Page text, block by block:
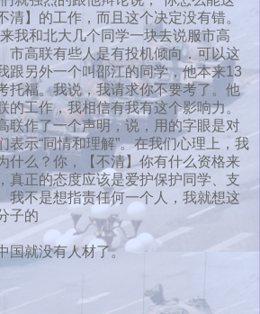
清】的工作，而且这个决定没有错。
我和北大几个同学一块去说服市高
市高联有些人是有投机倾向，可以这
跟另外一个叫邵江的同学，他本来13
托福。我说，我请求你不要考了。他
的工作，我相信有我有这个影响力。
联作了一个声明，说，用的字眼是对
表示“同情和理解”。在我们心理上，我
什么？你，【不清】你有什么资格来
真正的态度应该是爱护保护同学、支
我不是想指责任何一个人，我就想这
子的
国就没有人材了。